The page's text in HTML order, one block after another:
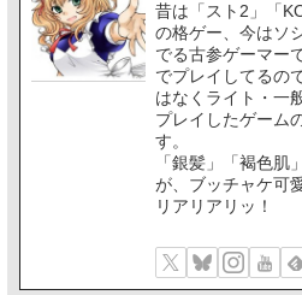
昔は「スト2」「
の格ゲー、今はソ
でる古参ゲーマー
でプレイしてるの
はなくライト・一
プレイしたゲーム
す。
「銀髪」「褐色肌
が、ブッチャケ可
リアリアリッ！